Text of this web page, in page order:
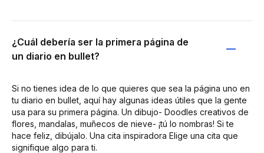
¿Cuál debería ser la primera página de
un diario en bullet?
Si no tienes idea de lo que quieres que sea la página uno en
tu diario en bullet, aquí hay algunas ideas útiles que la gente
usa para su primera página. Un dibujo- Doodles creativos de
flores, mandalas, muñecos de nieve- ¡tú lo nombras! Si te
hace feliz, dibújalo. Una cita inspiradora Elige una cita que
signifique algo para ti.